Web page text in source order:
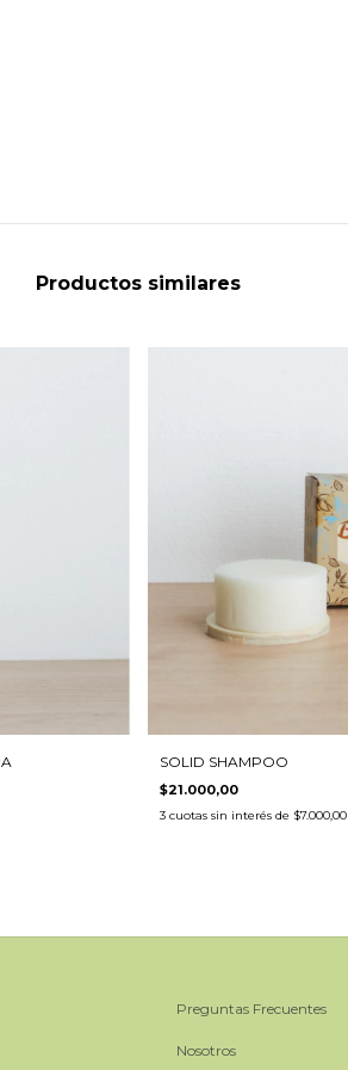
Productos similares
SOLID SHAMPOO
$21.000,00
3 cuotas sin interés de $7.000,00
Preguntas Frecuentes
Nosotros